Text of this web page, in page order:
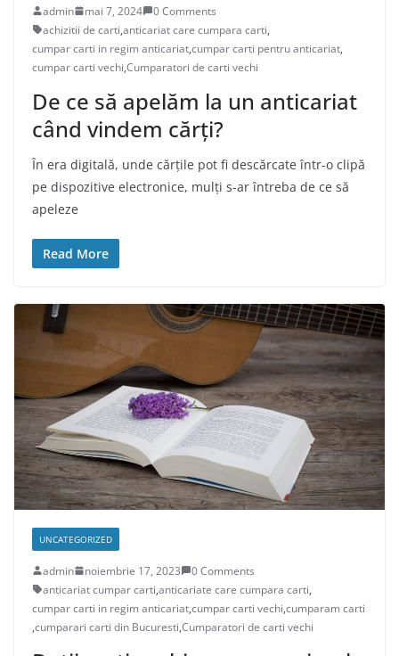
admin mai 7, 2024
0 Comments
achizitii de carti,anticariat care cumpara carti,
cumpar carti in regim anticariat,cumpar carti pentru anticariat,
cumpar carti vechi,Cumparatori de carti vechi
De ce să apelăm la un anticariat
când vindem cărți?
În era digitală, unde cărțile pot fi descărcate într-o clipă
pe dispozitive electronice, mulți s-ar întreba de ce să
apeleze
Read More
UNCATEGORIZED
admin noiembrie 17, 2023
0 Comments
anticariat cumpar carti,anticariate care cumpara carti,
cumpar carti in regim anticariat,cumpar carti vechi,cumparam carti
,cumparari carti din Bucuresti,Cumparatori de carti vechi